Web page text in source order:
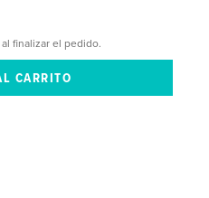
al finalizar el pedido.